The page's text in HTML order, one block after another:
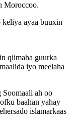
Moroccoo.
keliya ayaa buuxin
qiimaha guurka
iyo meelaha
ah oo
baahan yahay
islamarkaas